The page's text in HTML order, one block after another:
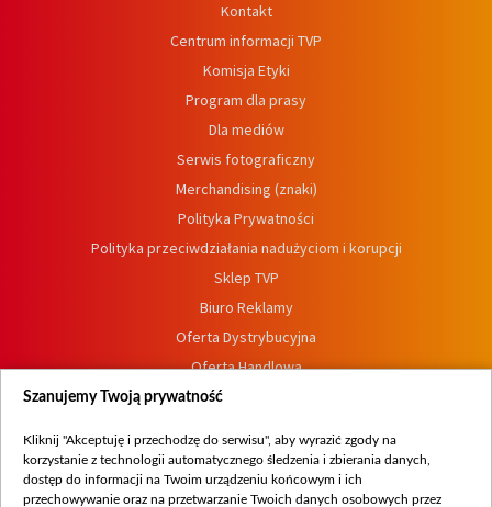
Kontakt
Centrum informacji TVP
Komisja Etyki
Program dla prasy
Dla mediów
Serwis fotograficzny
Merchandising (znaki)
Polityka Prywatności
Polityka przeciwdziałania nadużyciom i korupcji
Sklep TVP
Biuro Reklamy
Oferta Dystrybucyjna
Oferta Handlowa
Dostępność
Procedura zgłoszeń wewnętrznych
Szanujemy Twoją prywatność
Kliknij "Akceptuję i przechodzę do serwisu", aby wyrazić zgody na
korzystanie z technologii automatycznego śledzenia i zbierania danych,
dostęp do informacji na Twoim urządzeniu końcowym i ich
przechowywanie oraz na przetwarzanie Twoich danych osobowych przez